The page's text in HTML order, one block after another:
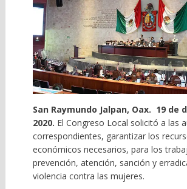
San Raymundo Jalpan, Oax. 19 de
2020. El Congreso Local solicitó a las
correspondientes, garantizar los
económicos necesarios, para los
prevención, atención, sanción y
violencia contra las mujeres.